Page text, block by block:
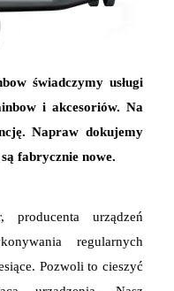
świadczymy usługi
i akcesoriów. Na
Napraw dokujemy
fabrycznie nowe.
producenta urządzeń
regularnych
Pozwoli to cieszyć